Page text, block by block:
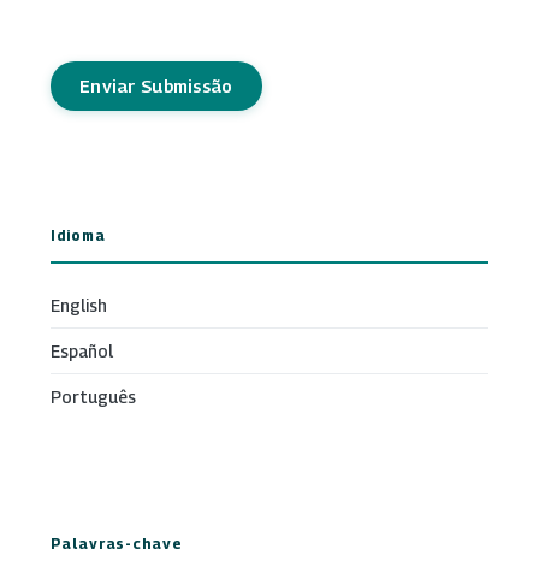
Enviar Submissão
Idioma
English
Español
Português
Palavras-chave